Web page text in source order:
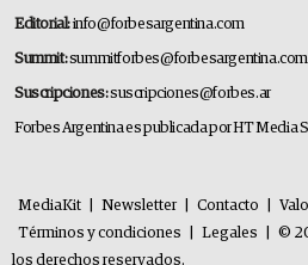
Editorial:info@forbesargentina.com
Summit:summitforbes@forbesargentina.com
Suscripciones:suscripciones@forbes.ar
Forbes Argentina es publicada por HT Media
MediaKit Newsletter Contacto
Términos y condiciones
Legales
©
los derechos reservados.